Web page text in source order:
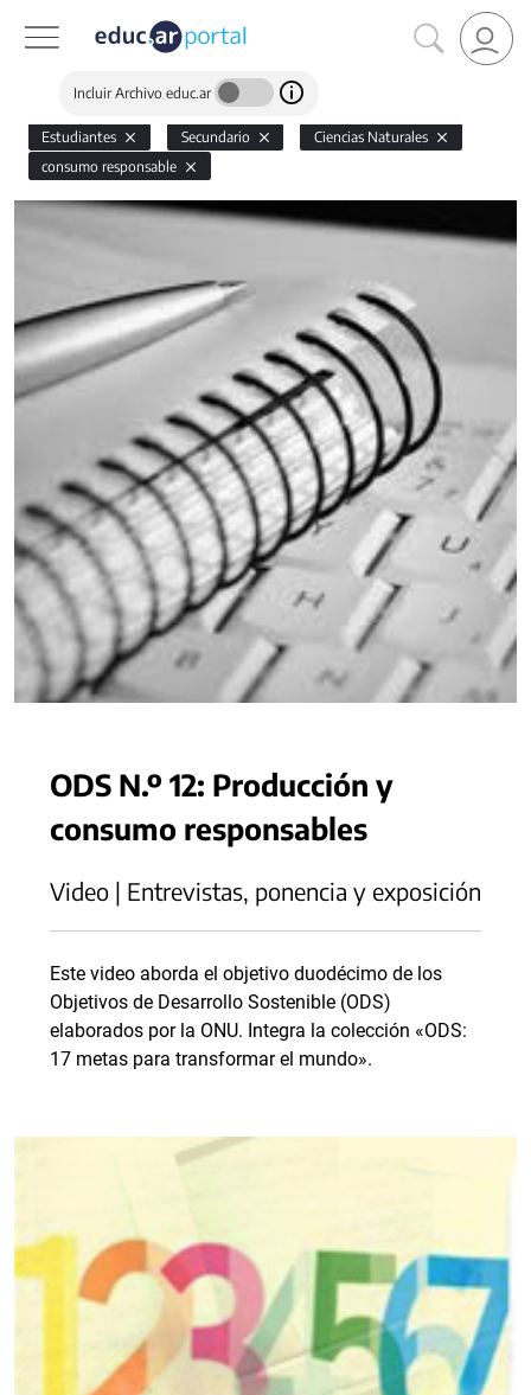
Incluir Archivo educ.ar
Estudiantes Secundario
Ciencias Naturales
consumo responsable
ODS N.º 12: Producción y
consumo responsables
Video | Entrevistas, ponencia y exposición
Este video aborda el objetivo duodécimo de los
Objetivos de Desarrollo Sostenible (ODS)
elaborados por la ONU. Integra la colección «ODS:
17 metas para transformar el mundo».